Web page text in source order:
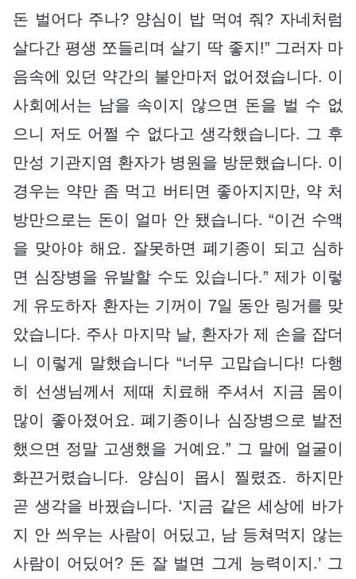
돈 벌어다 주나? 양심이 밥 먹여 줘? 자네처럼
살다간 평생 쪼들리며 살기 딱 좋지!” 그러자 마
음속에 있던 약간의 불안마저 없어졌습니다. 이
사회에서는 남을 속이지 않으면 돈을 벌 수 없
으니 저도 어쩔 수 없다고 생각했습니다. 그 후
만성 기관지염 환자가 병원을 방문했습니다. 이
경우는 약만 좀 먹고 버티면 좋아지지만, 약 처
방만으로는 돈이 얼마 안 됐습니다. “이건 수액
을 맞아야 해요. 잘못하면 폐기종이 되고 심하
면 심장병을 유발할 수도 있습니다.” 제가 이렇
게 유도하자 환자는 기꺼이 7일 동안 링거를 맞
았습니다. 주사 마지막 날, 환자가 제 손을 잡더
니 이렇게 말했습니다 “너무 고맙습니다! 다행
히 선생님께서 제때 치료해 주셔서 지금 몸이
많이 좋아졌어요. 폐기종이나 심장병으로 발전
했으면 정말 고생했을 거예요.” 그 말에 얼굴이
화끈거렸습니다. 양심이 몹시 찔렸죠. 하지만
곧 생각을 바꿨습니다. ‘지금 같은 세상에 바가
지 안 씌우는 사람이 어딨고, 남 등쳐먹지 않는
사람이 어딨어? 돈 잘 벌면 그게 능력이지.’ 그